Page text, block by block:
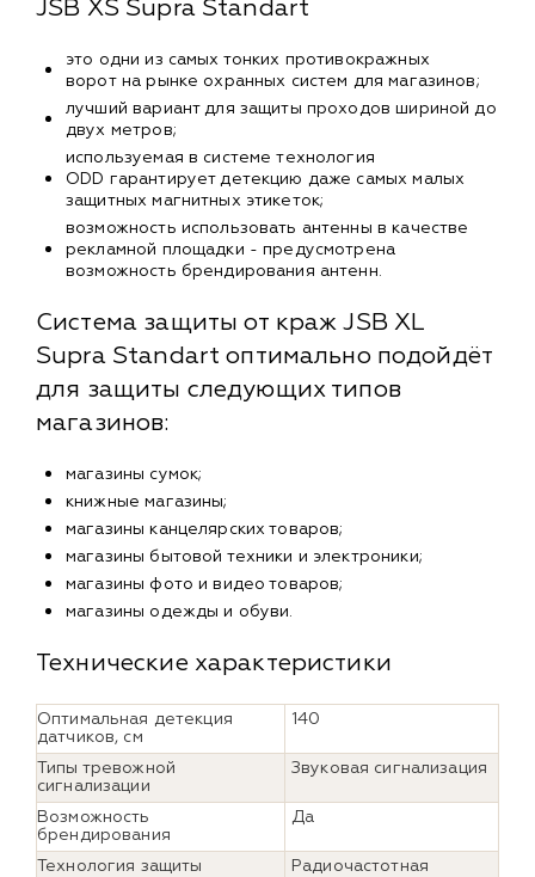
JSB XS Supra Standart
это одни из самых тонких противокражных
ворот на рынке охранных систем для магазинов;
лучший вариант для защиты проходов шириной до
двух метров;
используемая в системе технология
ODD гарантирует детекцию даже самых малых
защитных магнитных этикеток;
возможность использовать антенны в качестве
рекламной площадки - предусмотрена
возможность брендирования антенн.
Система защиты от краж JSB XL
Supra Standart оптимально подойдёт
для защиты следующих типов
магазинов:
магазины сумок;
книжные магазины;
магазины канцелярских товаров;
магазины бытовой техники и электроники;
магазины фото и видео товаров;
магазины одежды и обуви.
Технические характеристики
Оптимальная детекция
датчиков, см
140
Типы тревожной
сигнализации
Звуковая сигнализация
Возможность
брендирования
Да
Технология защиты
Радиочастотная